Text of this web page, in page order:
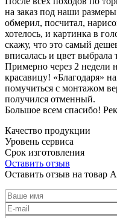
на заказ под наши
обмерил, посчитал,
хотелось, и картинка в
скажу, что это самый
вписалась и цвет выбрала
Примерно через 2 недели
красавицу! «Благодаря»
помучиться с монтажом
получился отменный.
Большое всем спасибо!
Качество продукции
Уровень сервиса
Срок изготовления
Оставить отзыв
Оставить отзыв на товар